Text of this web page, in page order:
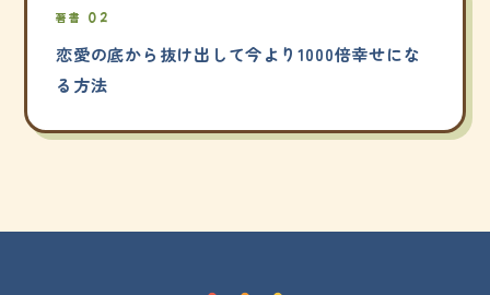
著書 02
恋愛の底から抜け出して今より1000倍幸せにな
る方法